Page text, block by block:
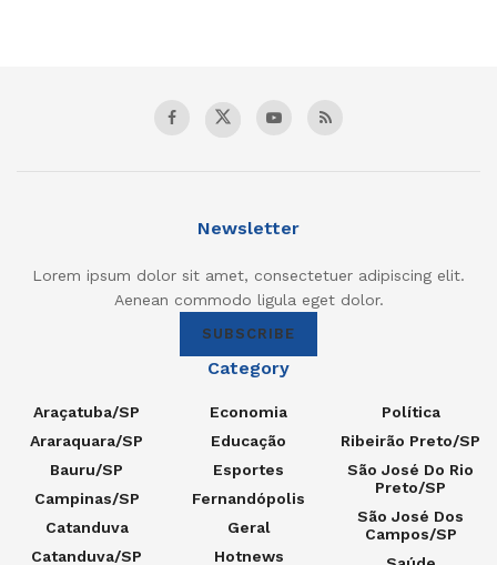
Newsletter
Lorem ipsum dolor sit amet, consectetuer adipiscing elit.
Aenean commodo ligula eget dolor.
SUBSCRIBE
Category
Araçatuba/SP
Araraquara/SP
Bauru/SP
Campinas/SP
Catanduva
Catanduva/SP
Economia
Educação
Esportes
Fernandópolis
Geral
Hotnews
Política
Ribeirão Preto/SP
São José Do Rio
Preto/SP
São José Dos
Campos/SP